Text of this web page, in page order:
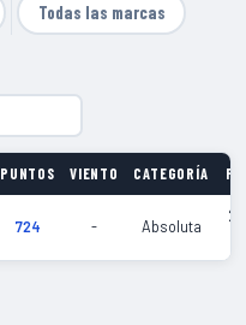
Todas las marcas
PUNTOS VIENTO CATEGORÍA
724 - Absoluta